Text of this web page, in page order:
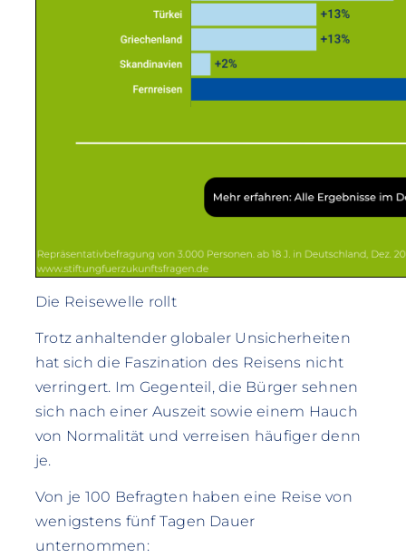
Die Reisewelle rollt
Trotz anhaltender globaler Unsicherheiten
hat sich die Faszination des Reisens nicht
verringert. Im Gegenteil, die Bürger sehnen
sich nach einer Auszeit sowie einem Hauch
von Normalität und verreisen häufiger denn
je.
Von je 100 Befragten haben eine Reise von
wenigstens fünf Tagen Dauer
unternommen: